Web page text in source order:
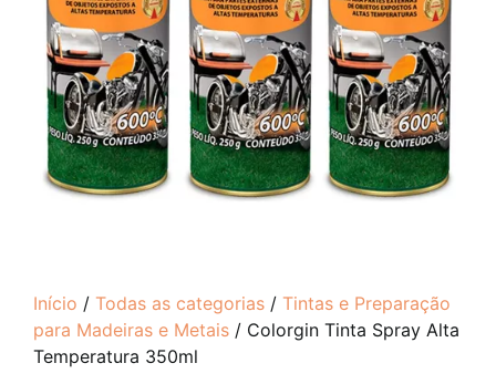
Início / Todas as categorias / Tintas e Preparação
para Madeiras e Metais / Colorgin Tinta Spray Alta
Temperatura 350ml